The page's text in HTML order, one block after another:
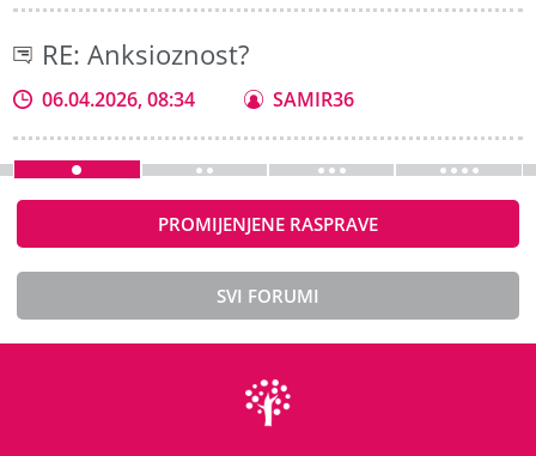
RE: Anksioznost?
06.04.2026, 08:34 SAMIR36
PROMIJENJENE RASPRAVE
SVI FORUMI